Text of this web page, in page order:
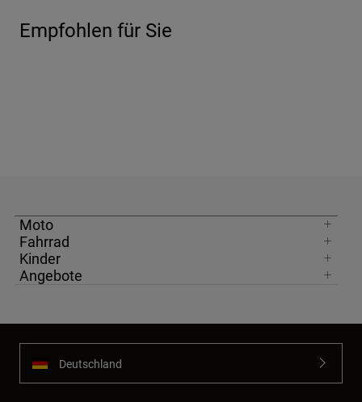
Empfohlen für Sie
Moto
Fahrrad
Kinder
Angebote
Deutschland